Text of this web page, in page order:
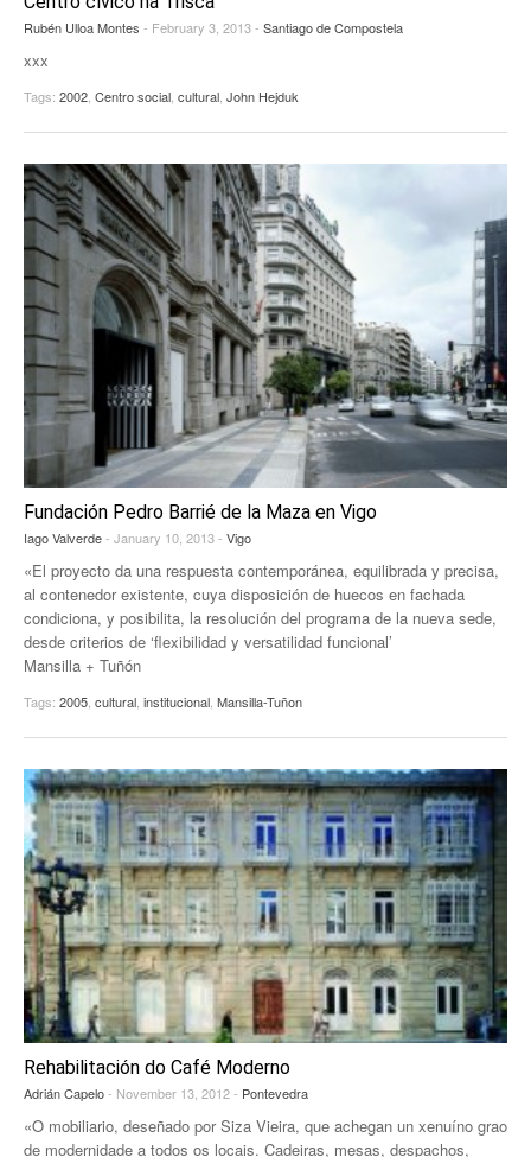
EUROPAN
Rubén Ulloa Montes - February 3, 2013 - Santiago de Compostela
xxx
Tags: 2002 Centro social cultural John Hejduk
Fundación Pedro Barrié de la Maza en Vigo
Iago Valverde- January 10, 2013 - Vigo
«El proyecto da una respuesta contemporánea, equilibrada y precisa,
al contenedor existente, cuya disposición de huecos en fachada
condiciona, y posibilita, la resolución del programa de la nueva sede,
desde criterios de ‘flexibilidad y versatilidad funcional’
Mansilla + Tuñón
Tags: 2005 cultural institucional Mansilla-Tuñon
Rehabilitación do Café Moderno
Adrián Capelo- November 13, 2012 - Pontevedra
«O mobiliario, deseñado por Siza Vieira, que achegan un xenuíno grao
de modernidade a todos os locais. Cadeiras, mesas, despachos,